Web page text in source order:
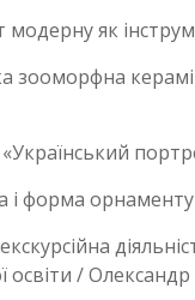
як
зооморфна
і форма
освіти /